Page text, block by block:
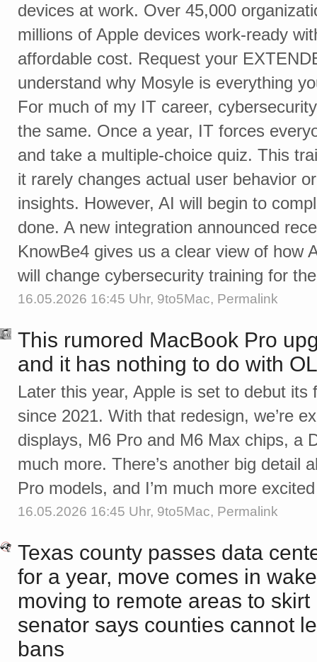
devices at work. Over 45,000
millions of Apple devices work-ready
affordable cost. Request your
understand why Mosyle is everything
For much of my IT career,
the same. Once a year, IT forces
and take a multiple-choice quiz. This
it rarely changes actual user behavior
insights. However, AI will begin to
done. A new integration announced
KnowBe4 gives us a clear view of how
will change cybersecurity training for
16.05.2026 16:45 Uhr, 9to5Mac, Permalink
This rumored MacBook Pro
and it has nothing to do with
Later this year, Apple is set to debut its
since 2021. With that redesign, we’re
displays, M6 Pro and M6 Max chips, a
much more. There’s another big detail
Pro models, and I’m much more
16.05.2026 16:45 Uhr, 9to5Mac, Permalink
Texas county passes data
for a year, move comes in
moving to remote areas to
senator says counties cannot
bans